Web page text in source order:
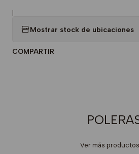
|
Mostrar stock de ubicaciones
COMPARTIR
Ver más productos